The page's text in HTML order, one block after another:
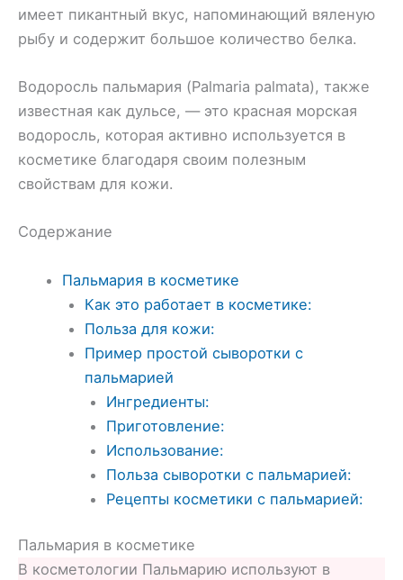
имеет пикантный вкус, напоминающий вяленую
рыбу и содержит большое количество белка.
Водоросль пальмария (Palmaria palmata), также
известная как дульсе, — это красная морская
водоросль, которая активно используется в
косметике благодаря своим полезным
свойствам для кожи.
Содержание
Пальмария в косметике
Как это работает в косметике:
Польза для кожи:
Пример простой сыворотки с
пальмарией
Ингредиенты:
Приготовление:
Использование:
Польза сыворотки с пальмарией:
Рецепты косметики с пальмарией:
Пальмария в косметике
В косметологии Пальмарию используют в